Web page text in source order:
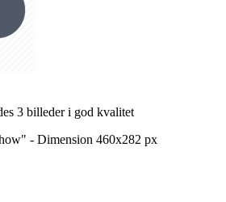
3 billeder i god kvalitet
- Dimension 460x282 px